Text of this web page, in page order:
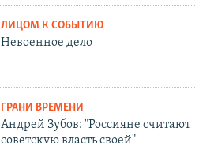
ЛИЦОМ К СОБЫТИЮ
Невоенное дело
ГРАНИ ВРЕМЕНИ
Андрей Зубов: "Россияне считают
советскую власть своей"